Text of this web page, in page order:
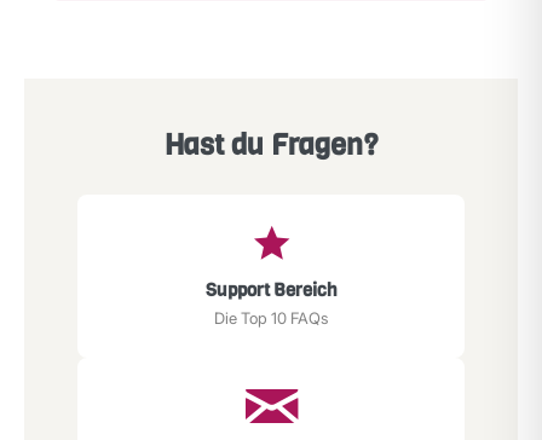
Hast du Fragen?
Support Bereich
Die Top 10 FAQs